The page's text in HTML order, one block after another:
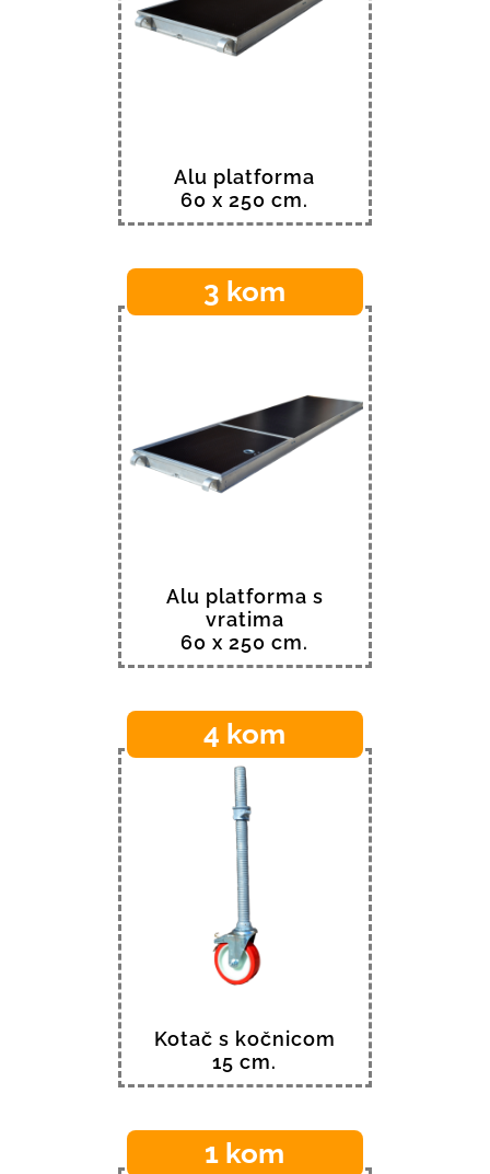
Alu platforma
60 x 250 cm.
3 kom
Alu platforma s
vratima
60 x 250 cm.
4 kom
Kotač s kočnicom
15 cm.
1 kom